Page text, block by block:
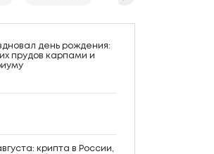
день рождения:
прудов карпами и
крипта в России,